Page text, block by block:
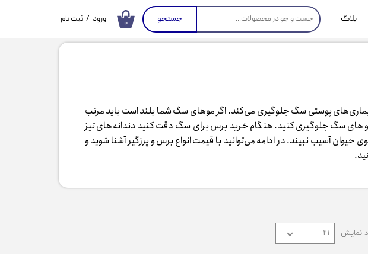
۰ جستجو
دامپزشکی
بلاگ ورود / ثبت نام
کاربری
پوستی سگ جلوگیری می‌کند. اگر موهای سگ شما بلند است باید مرتب
سگ جلوگیری کنید. هنگام خرید برس برای سگ دقت کنید دندانه‌های تیز
آسیب نبیند. در ادامه می‌توانید با قیمت انواع برس و پرزگیر آشنا شوید و
نمایش ۲۱